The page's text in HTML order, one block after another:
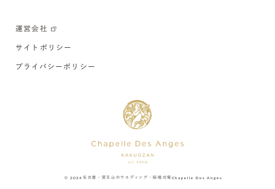
運営会社
サイトポリシー
プライバシーポリシー
© 2024 名古屋・覚王山のウエディング・結婚式場 Chapelle Des Anges